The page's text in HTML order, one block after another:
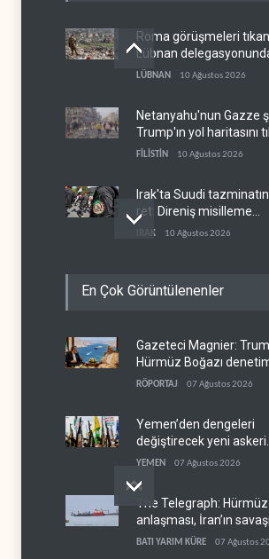
Roma görüşmeleri
Lübnan
anlaşmazlık çıktı
LÜBNAN 10 Ağustos 2026
Netanyahu'nun Gazze
Trump'ın yol haritasını
FİLİSTİN 10 Ağustos 2026
Irak'ta Suudi
ret: Direniş misilleme
şartında ısrarlı
IRAK 10 Ağustos 2026
güçlerinin Muha'daki
Nüceba Hareketi:
Irak petrolü üzerindeki
hakimiyeti bitmeli
10 Ağustos 2026
En Çok Görüntülenenler
Gazeteci Magnier:
Hürmüz Boğazı
doğrudan İran ve
RÖPORTAJ 07 Ağustos 2026
Yemen’den dengeleri
değiştirecek yeni askeri
denklem
YEMEN 07 Ağustos 2026
The Telegraph: Hürmüz
anlaşması, İran’ın savaşı
kazandığını gösteriyor
BATI YARIM KÜRE 07 Ağustos